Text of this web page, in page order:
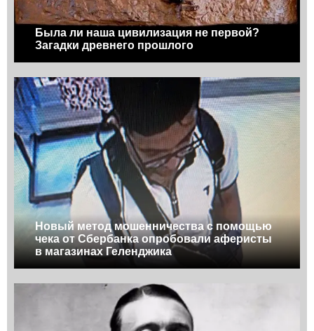
Была ли наша цивилизация не первой?
Загадки древнего прошлого
Новый метод мошенничества с помощью
чека от Сбербанка опробовали аферисты
в магазинах Геленджика